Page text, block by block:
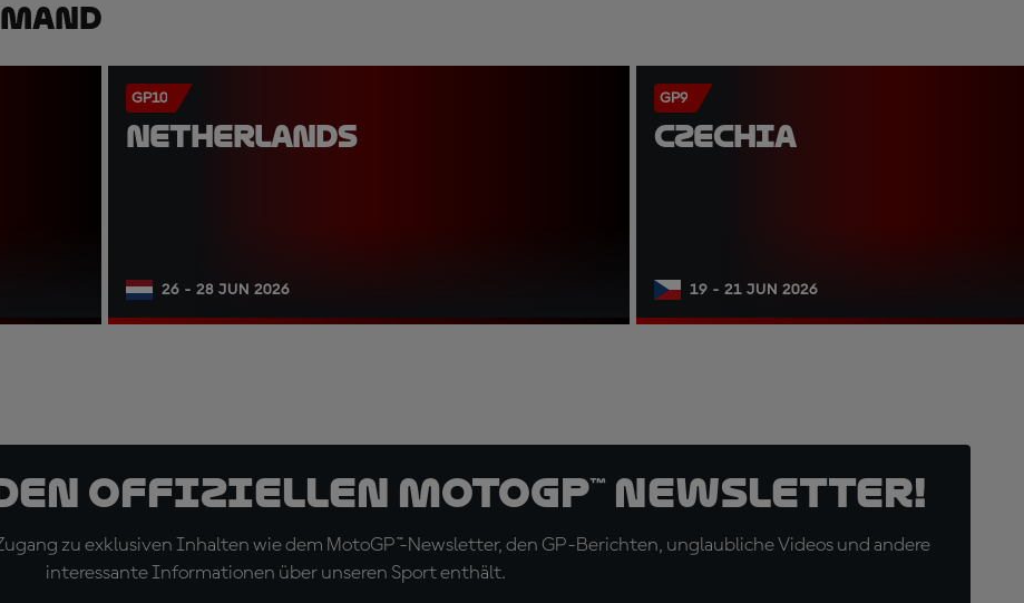
GP10
NETHERLANDS
26 - 28 JUN 2026
GP9
CZECHIA
19 - 21 JUN 2026
offiziellen MotoGP™ Newsletter!
zu exklusiven Inhalten wie dem MotoGP™-Newsletter, den GP-Berichten, unglaubliche Videos und andere
interessante Informationen über unseren Sport enthält.